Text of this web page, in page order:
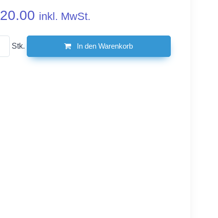
inkl. MwSt.
Stk. In den Warenkorb